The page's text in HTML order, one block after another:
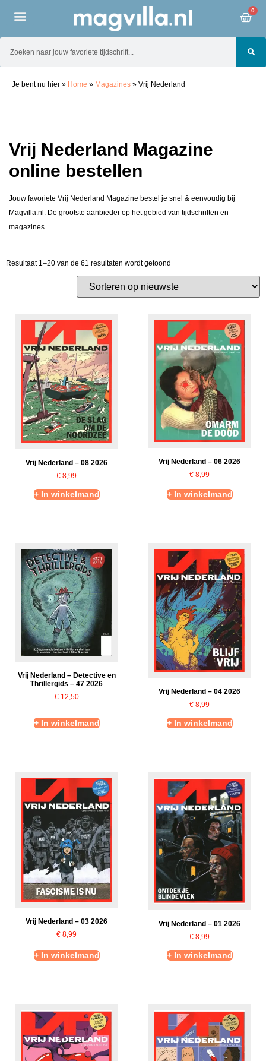
0
Je bent nu hier » Home » Magazines » Vrij Nederland
Vrij Nederland Magazine
online bestellen
Jouw favoriete Vrij Nederland Magazine bestel je snel & eenvoudig bij
Magvilla.nl. De grootste aanbieder op het gebied van tijdschriften en
magazines.
Resultaat 1–20 van de 61 resultaten wordt getoond
Vrij Nederland – 08 2026
€ 8,99
+ In winkelmand
Vrij Nederland – 06 2026
€ 8,99
+ In winkelmand
Vrij Nederland – Detective en
Thrillergids – 47 2026
€12,50
+ In winkelmand
Vrij Nederland – 04 2026
€ 8,99
+ In winkelmand
Vrij Nederland – 03 2026
€ 8,99
+ In winkelmand
Vrij Nederland – 01 2026
€ 8,99
+ In winkelmand